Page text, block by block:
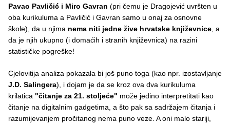
Pavao Pavličić i Miro Gavran (pri čemu je Dragojević uvršten u
oba kurikuluma a Pavličić i Gavran samo u onaj za osnovne
škole), da u njima nema niti jedne žive hrvatske književnice, a
da je njih ukupno (i domaćih i stranih književnica) na razini
statističke pogreške!
Cjelovitija analiza pokazala bi još puno toga (kao npr. izostavljanje
J.D. Salingera), i dojam je da se kroz ova dva kurikuluma
krilatica "čitanje za 21. stoljeće" može jedino interpretitati kao
čitanje na digitalnim gadgetima, a što pak sa sadržajem čitanja i
razumijevanjem pročitanog nema puno veze. A oni malo stariji,